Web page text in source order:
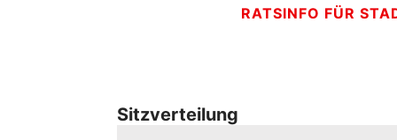
RATSINFO FÜR
Sitzverteilung